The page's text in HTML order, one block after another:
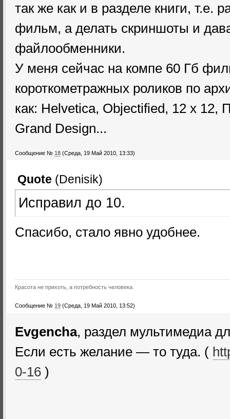
так же как и в разделе книги, т.е.
фильм, а делать скриншоты и
файлообменники.
У меня сейчас на компе 60 Гб
короткометражных роликов по
как: Helvetica, Objectified, 12 x 12,
Grand Design...
Сообщение № 18 (Среда, 19 Май 2010, 13:33)
Quote (Denisik)
Исправил до 10.
Спасибо, стало явно удобнее.
Красота не прихоть, а потребность человека.
Сообщение № 19 (Среда, 19 Май 2010, 13:52)
Evgencha, раздел мультимедиа
Если есть желание — то туда. (
0-16 )